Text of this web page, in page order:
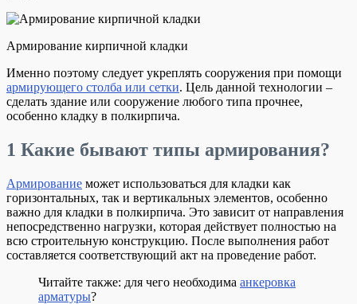
Армирование кирпичной кладки
Именно поэтому следует укреплять сооружения при помощи
армирующего столба или сетки. Цель данной технологии –
сделать здание или сооружение любого типа прочнее,
особенно кладку в полкирпича.
1 Какие бывают типы армирования?
Армирование может использоваться для кладки как
горизонтальных, так и вертикальных элементов, особенно
важно для кладки в полкирпича. Это зависит от направления
непосредственно нагрузки, которая действует полностью на
всю строительную конструкцию. После выполнения работ
составляется соответствующий акт на проведение работ.
Читайте также: для чего необходима анкеровка
арматуры?